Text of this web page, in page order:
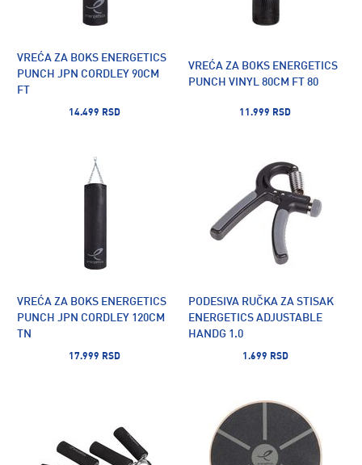
VREĆA ZA BOKS ENERGETICS
PUNCH JPN CORDLEY 90CM
FT
14.499 RSD
VREĆA ZA BOKS ENERGETICS
PUNCH VINYL 80CM FT 80
11.999 RSD
VREĆA ZA BOKS ENERGETICS
PUNCH JPN CORDLEY 120CM
TN
17.999 RSD
PODESIVA RUČKA ZA STISAK
ENERGETICS ADJUSTABLE
HANDG 1.0
1.699 RSD